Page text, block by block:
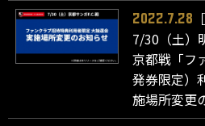
2022.7.28
7/30（土）
京都戦「フ
発券限定）
施場所変更